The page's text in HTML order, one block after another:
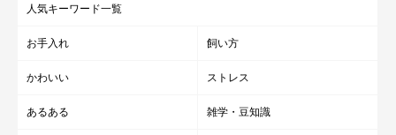
人気キーワード一覧
お手入れ 飼い方
かわいい ストレス
あるある 雑学・豆知識